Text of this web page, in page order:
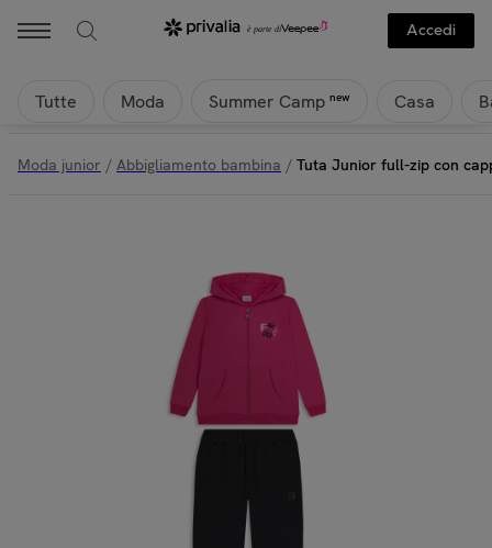
Accedi
Tutte Moda Summer Camp new Casa
Moda junior / Abbigliamento bambina / Tuta Junior full-zip con